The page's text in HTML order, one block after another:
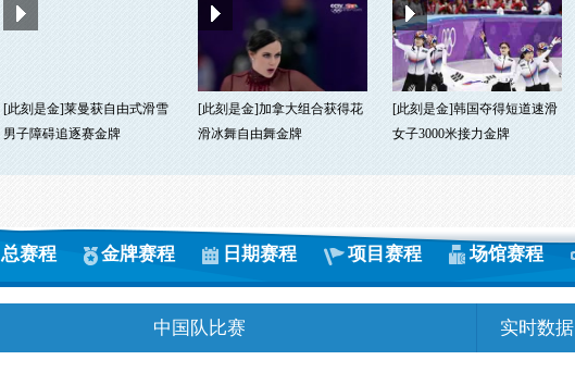
[此刻是金]莱曼获自由式滑雪
男子障碍追逐赛金牌
[此刻是金]加拿大组合获得花
滑冰舞自由舞金牌
[此刻是金]韩国夺得短道速滑
女子3000米接力金牌
总赛程 金牌赛程 日期赛程 项目赛程 场馆赛程
中国队比赛 实时数据